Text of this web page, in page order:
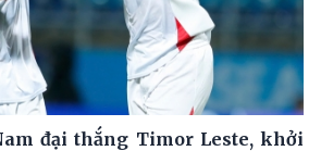
đại thắng Timor Leste, khởi